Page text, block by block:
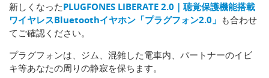
新しくなったPLUGFONES LIBERATE 2.0｜聴覚保護機能搭載
ワイヤレスBluetoothイヤホン「プラグフォン2.0」 も合わせ
てご確認ください。
プラグフォンは、ジム、混雑した電車内、パートナーのイビ
キ等あなたの周りの静寂を保ちます。